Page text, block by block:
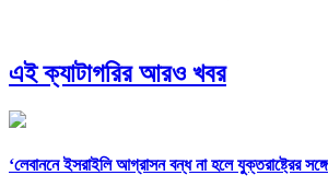
এই ক্যাটাগরির আরও খবর
‘লেবাননে ইসরাইলি আগ্রাসন বন্ধ না হলে যুক্তরাষ্ট্রের